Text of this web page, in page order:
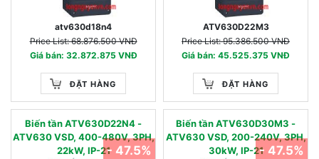
atv630d18n4
Price List: 68.876.500 VNĐ
Giá bán: 32.872.875 VNĐ
ĐẶT HÀNG
ATV630D22M3
Price List: 95.386.500 VNĐ
Giá bán: 45.525.375 VNĐ
ĐẶT HÀNG
Biến tần ATV630D22N4 -
ATV630 VSD, 400-480V, 3PH,
22kW, IP-21- 47.5%
Biến tần ATV630D30M3 -
ATV630 VSD, 200-240V, 3PH,
30kW, IP-21- 47.5%